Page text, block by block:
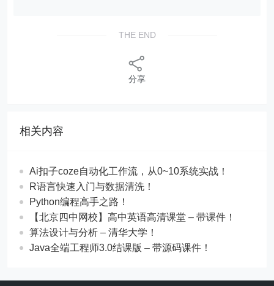
THE END
分享
相关内容
Ai扣子coze自动化工作流，从0~10系统实战！
R语言快速入门与数据清洗！
Python编程高手之路！
【北京四中网校】高中英语高清课堂 – 带课件！
算法设计与分析 – 清华大学！
Java全端工程师3.0结课版 – 带源码课件！